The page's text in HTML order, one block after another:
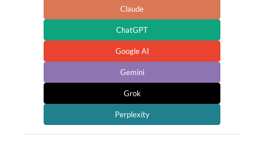
Claude
ChatGPT
Google AI
Gemini
Grok
Perplexity